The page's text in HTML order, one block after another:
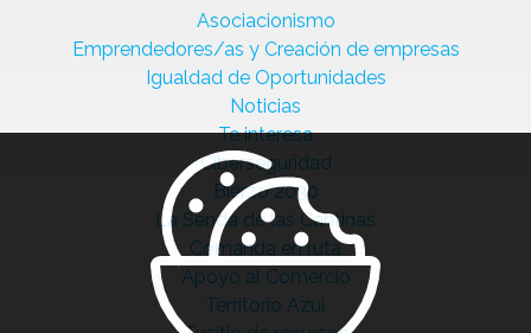
Asociacionismo
Emprendedores/as y Creación de empresas
Igualdad de Oportunidades
Noticias
Te interesa
Ciberseguridad
Bierzo 2030
La Senda de las Cantinas
Comanda en ruta
Apoyo al Comercio
Territorio Azul